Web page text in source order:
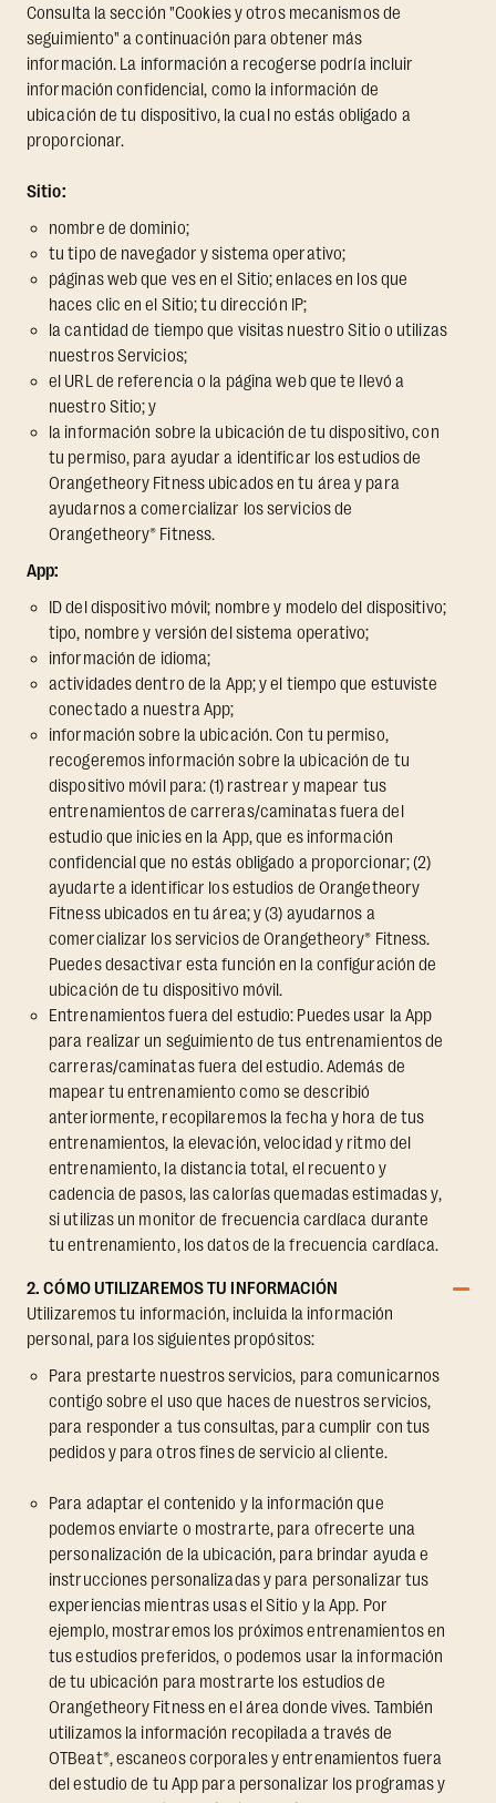
Consulta la sección "Cookies y otros mecanismos de
seguimiento" a continuación para obtener más
información. La información a recogerse podría incluir
información confidencial, como la información de
ubicación de tu dispositivo, la cual no estás obligado a
proporcionar.
Sitio:
nombre de dominio;
tu tipo de navegador y sistema operativo;
páginas web que ves en el Sitio; enlaces en los que
haces clic en el Sitio; tu dirección IP;
la cantidad de tiempo que visitas nuestro Sitio o utilizas
nuestros Servicios;
el URL de referencia o la página web que te llevó a
nuestro Sitio; y
la información sobre la ubicación de tu dispositivo, con
tu permiso, para ayudar a identificar los estudios de
Orangetheory Fitness ubicados en tu área y para
ayudarnos a comercializar los servicios de
Orangetheory® Fitness.
App:
ID del dispositivo móvil; nombre y modelo del dispositivo;
tipo, nombre y versión del sistema operativo;
información de idioma;
actividades dentro de la App; y el tiempo que estuviste
conectado a nuestra App;
información sobre la ubicación. Con tu permiso,
recogeremos información sobre la ubicación de tu
dispositivo móvil para: (1) rastrear y mapear tus
entrenamientos de carreras/caminatas fuera del
estudio que inicies en la App, que es información
confidencial que no estás obligado a proporcionar; (2)
ayudarte a identificar los estudios de Orangetheory
Fitness ubicados en tu área; y (3) ayudarnos a
comercializar los servicios de Orangetheory® Fitness.
Puedes desactivar esta función en la configuración de
ubicación de tu dispositivo móvil.
Entrenamientos fuera del estudio: Puedes usar la App
para realizar un seguimiento de tus entrenamientos de
carreras/caminatas fuera del estudio. Además de
mapear tu entrenamiento como se describió
anteriormente, recopilaremos la fecha y hora de tus
entrenamientos, la elevación, velocidad y ritmo del
entrenamiento, la distancia total, el recuento y
cadencia de pasos, las calorías quemadas estimadas y,
si utilizas un monitor de frecuencia cardíaca durante
tu entrenamiento, los datos de la frecuencia cardíaca.
2. CÓMO UTILIZAREMOS TU INFORMACIÓN
Utilizaremos tu información, incluida la información
personal, para los siguientes propósitos:
Para prestarte nuestros servicios, para comunicarnos
contigo sobre el uso que haces de nuestros servicios,
para responder a tus consultas, para cumplir con tus
pedidos y para otros fines de servicio al cliente.
Para adaptar el contenido y la información que
podemos enviarte o mostrarte, para ofrecerte una
personalización de la ubicación, para brindar ayuda e
instrucciones personalizadas y para personalizar tus
experiencias mientras usas el Sitio y la App. Por
ejemplo, mostraremos los próximos entrenamientos en
tus estudios preferidos, o podemos usar la información
de tu ubicación para mostrarte los estudios de
Orangetheory Fitness en el área donde vives. También
utilizamos la información recopilada a través de
OTBeat®, escaneos corporales y entrenamientos fuera
del estudio de tu App para personalizar los programas y